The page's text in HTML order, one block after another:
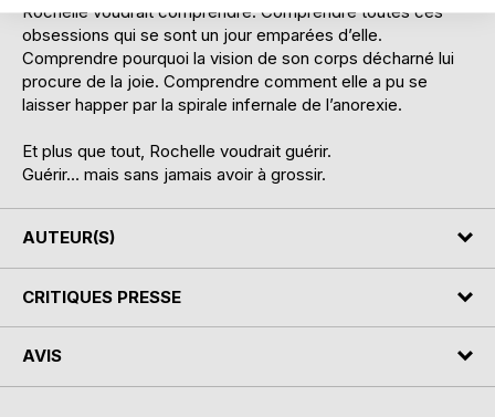
Rochelle voudrait comprendre. Comprendre toutes ces
obsessions qui se sont un jour emparées d’elle.
Comprendre pourquoi la vision de son corps décharné lui
procure de la joie. Comprendre comment elle a pu se
laisser happer par la spirale infernale de l’anorexie.
Et plus que tout, Rochelle voudrait guérir.
Guérir… mais sans jamais avoir à grossir.
AUTEUR(S)
CRITIQUES PRESSE
AVIS